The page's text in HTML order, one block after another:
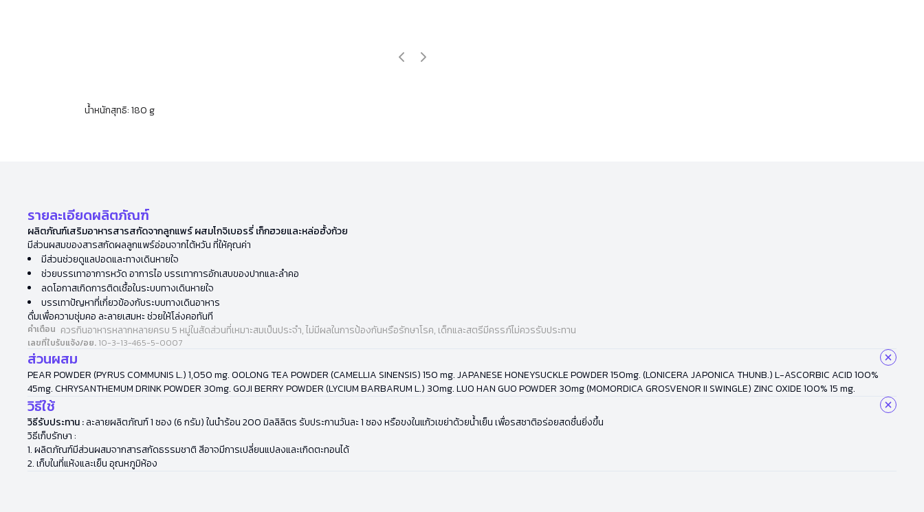
น้ำหนักสุทธิ: 180 g
รายละเอียดผลิตภัณฑ์
ผลิตภัณฑ์เสริมอาหารสารสกัดจากลูกแพร์ ผสมโกจิเบอรรี่ เก็กฮวยและหล่อฮั้งก้วย
มีส่วนผสมของสารสกัดผลลูกแพร์อ่อนจากไต้หวัน ที่ให้คุณค่า
มีส่วนช่วยดูแลปอดและทางเดินหายใจ
ช่วยบรรเทาอาการหวัด อาการไอ บรรเทาการอักเสบของปากและลำคอ
ลดโอกาสเกิดการติดเชื้อในระบบทางเดินหายใจ
บรรเทาปัญหาที่เกี่ยวข้องกับระบบทางเดินอาหาร
ดื่มเพื่อความชุ่มคอ ละลายเสมหะ ช่วยให้โล่งคอทันที
คำเตือน ควรกินอาหารหลากหลายครบ 5 หมู่ในสัดส่วนที่เหมาะสมเป็นประจำ, ไม่มีผลในการป้องกันหรือรักษาโรค, เด็กและสตรีมีครรภ์ไม่ควรรับประทาน
เลขที่ใบรับแจ้ง/อย. 10-3-13-465-5-0007
ส่วนผสม
PEAR POWDER (PYRUS COMMUNIS L.) 1,050 mg. OOLONG TEA POWDER (CAMELLIA SINENSIS) 150 mg. JAPANESE HONEYSUCKLE POWDER 150mg. (LONICERA JAPONICA THUNB.) L-ASCORBIC ACID 100%
45mg. CHRYSANTHEMUM DRINK POWDER 30mg. GOJI BERRY POWDER (LYCIUM BARBARUM L.) 30mg. LUO HAN GUO POWDER 30mg (MOMORDICA GROSVENOR II SWINGLE) ZINC OXIDE 100% 15 mg.
วิธีใช้
วิธีรับประทาน :ละลายผลิตภัณฑ์ 1 ซอง (6 กรัม) ในนำร้อน 200 มิลลิลิตร รับประกานวันละ 1 ซอง หรือขงในแก้วเขย่าด้วยน้ำเย็น เพื่อรสชาติอร่อยสดชื่นยิ่งขึ้น
วิธีเก็บรักษา :
1. ผลิตภัณฑ์มีส่วนผสมจากสารสกัดธรรมชาติ สีอาจมีการเปลี่ยนแปลงและเกิดตะทอนได้
2. เก็บในที่แห้งและเย็น อุณหภูมิห้อง